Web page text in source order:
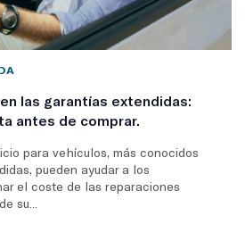
las garantías extendidas:
antes de comprar.
para vehículos, más conocidos
pueden ayudar a los
el coste de las reparaciones
su...